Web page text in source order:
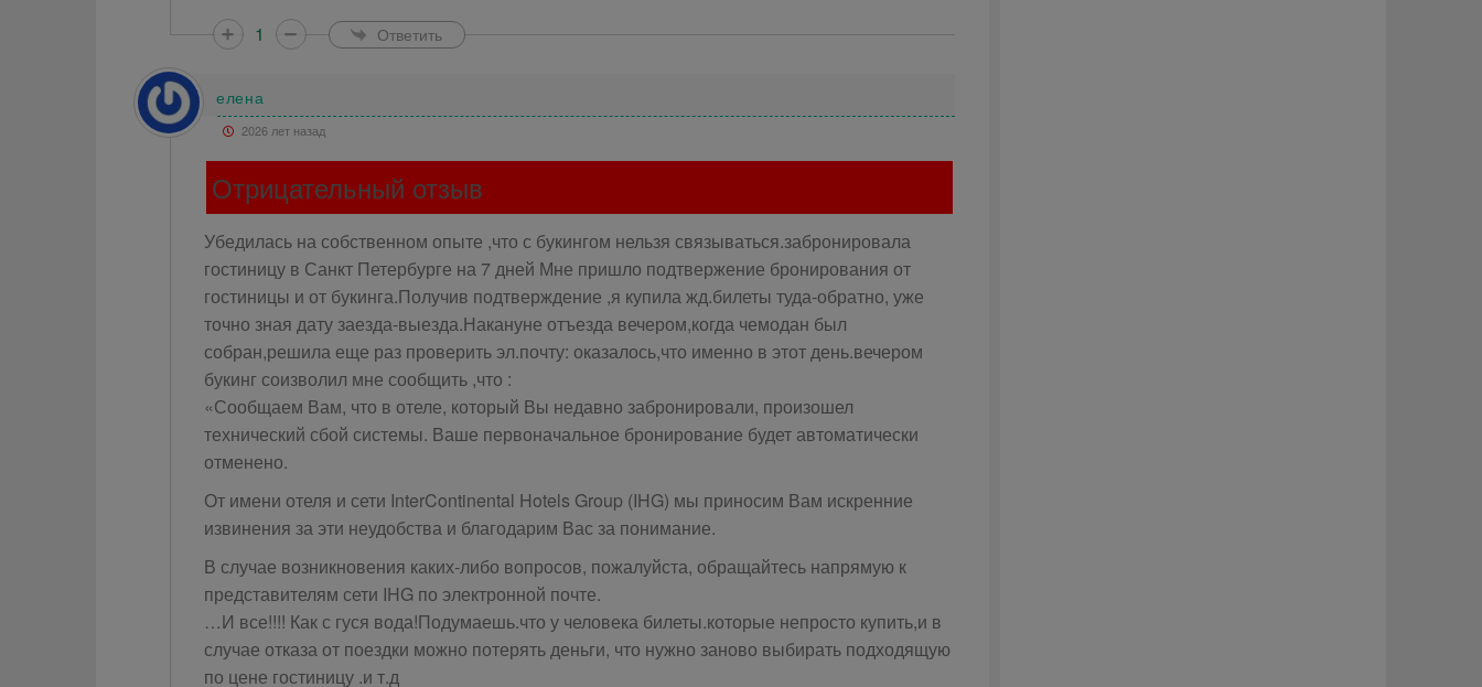
1
Ответить
елена
2026 лет назад
Отрицательный отзыв
Убедилась на собственном опыте ,что с букингом нельзя связываться.забронировала
гостиницу в Санкт Петербурге на 7 дней Мне пришло подтвержение бронирования от
гостиницы и от букинга.Получив подтверждение ,я купила жд.билеты туда-обратно, уже
точно зная дату заезда-выезда.Накануне отъезда вечером,когда чемодан был
собран,решила еще раз проверить эл.почту: оказалось,что именно в этот день.вечером
букинг соизволил мне сообщить ,что :
«Сообщаем Вам, что в отеле, который Вы недавно забронировали, произошел
технический сбой системы. Ваше первоначальное бронирование будет автоматически
отменено.
От имени отеля и сети InterContinental Hotels Group (IHG) мы приносим Вам искренние
извинения за эти неудобства и благодарим Вас за понимание.
В случае возникновения каких-либо вопросов, пожалуйста, обращайтесь напрямую к
представителям сети IHG по электронной почте.
…И все!!!! Как с гуся вода!Подумаешь.что у человека билеты.которые непросто купить,и в
случае отказа от поездки можно потерять деньги, что нужно заново выбирать подходящую
по цене гостиницу .и т.д